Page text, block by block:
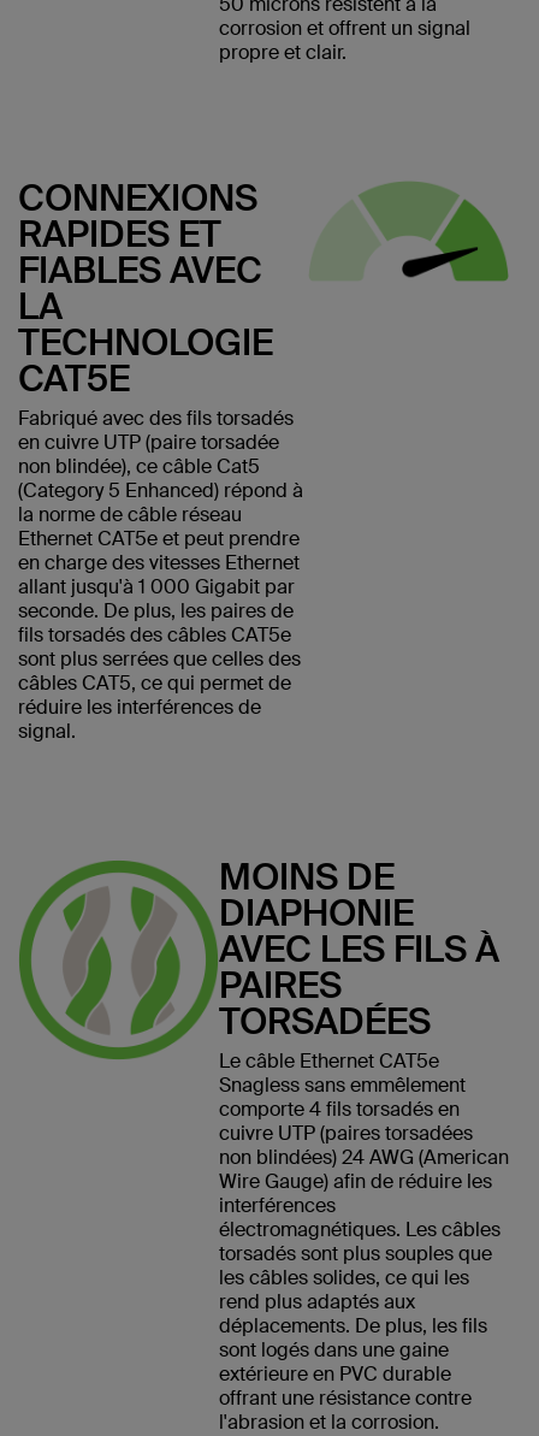
corrosion et offrent un signal
propre et clair.
CONNEXIONS
RAPIDES ET
FIABLES AVEC
LA
TECHNOLOGIE
CAT5E
Fabriqué avec des fils torsadés
en cuivre UTP (paire torsadée
non blindée), ce câble Cat5
(Category 5 Enhanced) répond à
la norme de câble réseau
Ethernet CAT5e et peut prendre
en charge des vitesses Ethernet
allant jusqu'à 1 000 Gigabit par
seconde. De plus, les paires de
fils torsadés des câbles CAT5e
sont plus serrées que celles des
câbles CAT5, ce qui permet de
réduire les interférences de
signal.
MOINS DE
DIAPHONIE
AVEC LES FILS À
PAIRES
TORSADÉES
Le câble Ethernet CAT5e
Snagless sans emmêlement
comporte 4 fils torsadés en
cuivre UTP (paires torsadées
non blindées) 24 AWG (American
Wire Gauge) afin de réduire les
interférences
électromagnétiques. Les câbles
torsadés sont plus souples que
les câbles solides, ce qui les
rend plus adaptés aux
déplacements. De plus, les fils
sont logés dans une gaine
extérieure en PVC durable
offrant une résistance contre
l'abrasion et la corrosion.